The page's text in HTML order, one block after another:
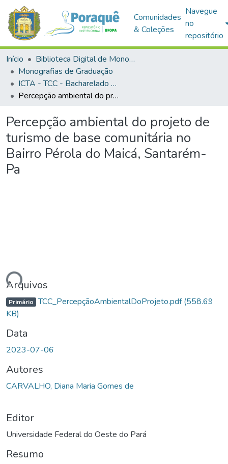
Comunidades
& Coleções
Navegue
no
repositório
Início
Biblioteca Digital de Monografias (BDM)
Monografias de Graduação
ICTA - TCC - Bacharelado em Gestão Ambiental
Percepção ambiental do projeto de turismo de base comunitária no Bairro Pérola do Maicá, Santarém-Pa
Percepção ambiental do projeto de
turismo de base comunitária no
Bairro Pérola do Maicá, Santarém-
Pa
Arquivos
Primário TCC_PercepçãoAmbientalDoProjeto.pdf(558.69
KB)
Data
2023-07-06
Autores
CARVALHO, Diana Maria Gomes de
Editor
Universidade Federal do Oeste do Pará
Resumo